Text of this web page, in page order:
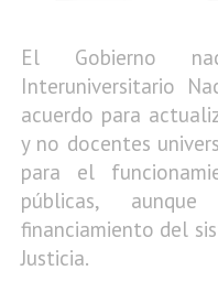
El Gobierno
Interuniversitario
acuerdo para
y no docentes
para el
públicas,
financiamiento del
Justicia.